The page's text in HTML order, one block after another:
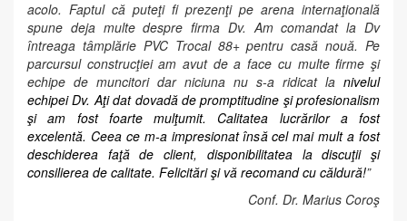
acolo. Faptul că puteţi fi prezenţi pe arena internaţională
spune deja multe despre firma Dv. Am comandat la Dv
întreaga tâmplărie PVC Trocal 88+ pentru casă nouă. Pe
parcursul construcţiei am avut de a face cu multe firme şi
echipe de muncitori dar niciuna nu s-a ridicat la nivelul
echipei Dv. Aţi dat dovadă de promptitudine şi profesionalism
şi am fost foarte mulţumit. Calitatea lucrărilor a fost
excelentă. Ceea ce m-a impresionat însă cel mai mult a fost
deschiderea faţă de client, disponibilitatea la discuţii şi
consilierea de calitate. Felicitări şi vă recomand cu căldură!”
Conf. Dr. Marius Coroş